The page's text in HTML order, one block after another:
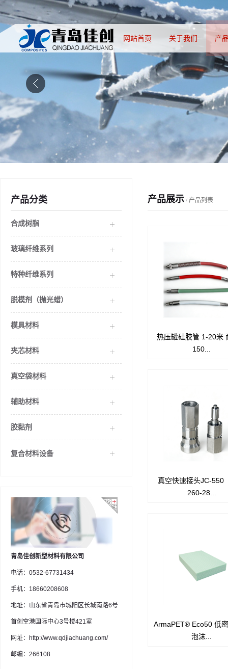
网站首页 关于我们 产
产品分类
合成树脂
玻璃纤维系列
特种纤维系列
脱模剂（抛光蜡）
模具材料
夹芯材料
真空袋材料
辅助材料
胶黏剂
复合材料设备
青岛佳创新型材料有限公司
电话：0532-67731434
手机：18660208608
地址：山东省青岛市城阳区长城南路6号
首创空港国际中心3号楼421室
网址：http://www.qdjiachuang.com/
邮编：266108
产品展示 / 产品列表
JC系列软管可用于热压
炉.软管是由外层的硅胶
热压罐硅胶管 1-20米
150...
550TF专为热压罐工作环
材质耐高温316L不锈钢
真空快速接头JC-550
260-28...
ArmaPET Eco50 结构绝
产品性能，
ArmaPET® Eco50 低
泡沫...